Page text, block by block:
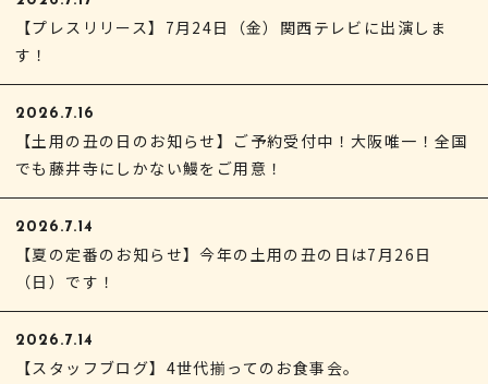
【プレスリリース】7月24日（金）関西テレビに出演しま
す！
2026.7.16
【土用の丑の日のお知らせ】ご予約受付中！大阪唯一！全国
でも藤井寺にしかない鰻をご用意！
2026.7.14
【夏の定番のお知らせ】今年の土用の丑の日は7月26日
（日）です！
2026.7.14
【スタッフブログ】4世代揃ってのお食事会。